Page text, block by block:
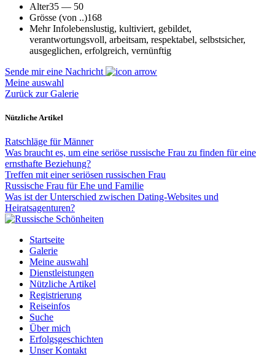
Alter35 — 50
Grösse (von ..)168
Mehr Infolebenslustig, kultiviert, gebildet,
verantwortungsvoll, arbeitsam, respektabel, selbstsicher,
ausgeglichen, erfolgreich, vernünftig
Sende mir eine Nachricht
Meine auswahl
Zurück zur Galerie
Nützliche Artikel
Ratschläge für Männer
Was braucht es, um eine seriöse russische Frau zu finden für eine
ernsthafte Beziehung?
Treffen mit einer seriösen russischen Frau
Russische Frau für Ehe und Familie
Was ist der Unterschied zwischen Dating-Websites und
Heiratsagenturen?
Startseite
Galerie
Meine auswahl
Dienstleistungen
Nützliche Artikel
Registrierung
Reiseinfos
Suche
Über mich
Erfolgsgeschichten
Unser Kontakt